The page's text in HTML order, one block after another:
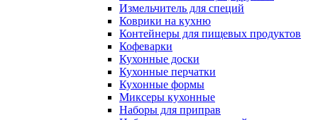
Измельчитель для специй
Коврики на кухню
Контейнеры для пищевых продуктов
Кофеварки
Кухонные доски
Кухонные перчатки
Кухонные формы
Миксеры кухонные
Наборы для приправ